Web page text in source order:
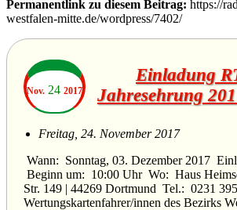
Permanentlink zu diesem Beitrag: https://
westfalen-mitte.de/wordpress/7402/
Nov. 24 2017
Einladung
Jahresehrung
Freitag, 24. November 2017
Wann: Sonntag, 03. Dezember 2017
Beginn um: 10:00 Uhr Wo: Haus
Str. 149 | 44269 Dortmund Tel.: 0231
Wertungskartenfahrer/innen des Bezirks